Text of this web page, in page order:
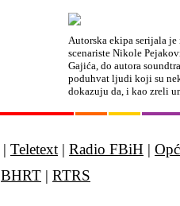
Autorska ekipa serijala
scenariste Nikole
Gajića, do autora
poduhvat ljudi koji su
dokazuju da, i kao zreli
| Teletext | Radio FBiH |
BHRT | RTRS